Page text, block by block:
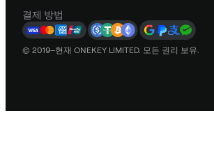
결제 방법
© 2019–현재 ONEKEY LIMITED. 모든 권리 보유.